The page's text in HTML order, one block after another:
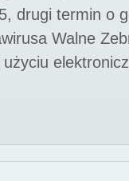
drugi termin o
Walne